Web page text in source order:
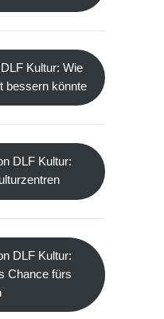
Kultur: Wie
bessern könnte
DLF Kultur:
DLF Kultur:
Chance fürs